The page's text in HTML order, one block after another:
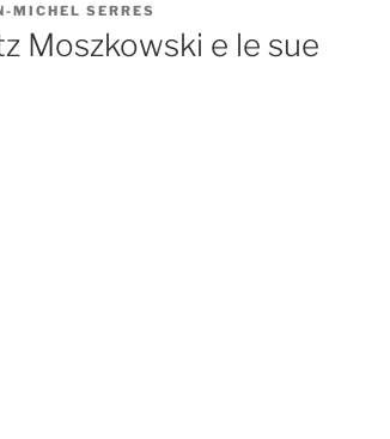
MICHEL SERRES
Moszkowski e le sue